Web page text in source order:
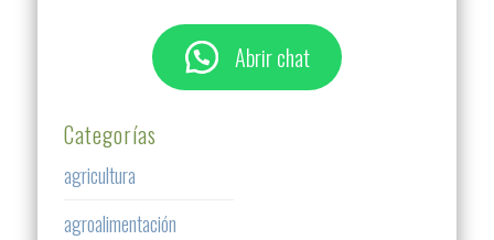
Abrir chat
Categorías
agricultura
agroalimentación